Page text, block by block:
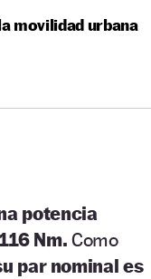
movilidad urbana
potencia
116 Nm. Como
par nominal es